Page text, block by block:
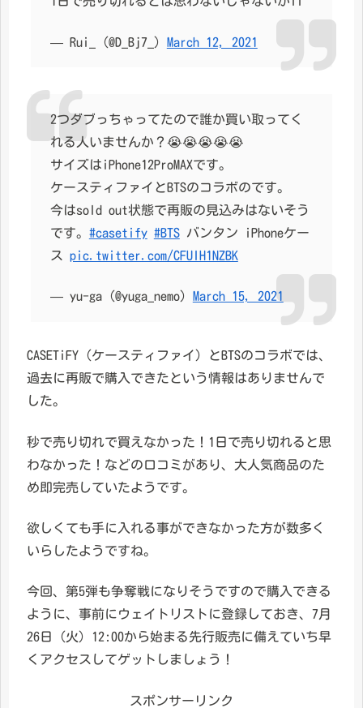
— Rui_ (@D_Bj7_) March 12, 2021
2つダブっちゃってたので誰か買い取ってく
れる人いませんか？😭😭😭😭😭
サイズはiPhone12ProMAXです。
ケースティファイとBTSのコラボのです。
今はsold out状態で再販の見込みはないそう
です。 #casetify #BTSバンタン iPhoneケー
ス pic.twitter.com/CFUIH1NZBK
— yu-ga (@yuga_nemo) March 15, 2021
CASETiFY（ケースティファイ）とBTSのコラボでは、
過去に再販で購入できたという情報はありませんで
した。
秒で売り切れで買えなかった！1日で売り切れると思
わなかった！などの口コミがあり、大人気商品のた
め即完売していたようです。
欲しくても手に入れる事ができなかった方が数多く
いらしたようですね。
今回、第5弾も争奪戦になりそうですので購入できる
ように、事前にウェイトリストに登録しておき、7月
26日（火）12:00から始まる先行販売に備えていち早
くアクセスしてゲットしましょう！
スポンサーリンク